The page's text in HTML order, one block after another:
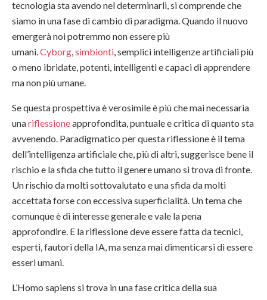
tecnologia sta avendo nel determinarli, si comprende che
siamo in una fase di cambio di paradigma. Quando il nuovo
emergerà noi potremmo non essere più
umani.Cyborg,simbionti, semplici intelligenze artificiali più
o meno ibridate, potenti, intelligenti e capaci di apprendere
ma non più umane.
Se questa prospettiva è verosimile è più che mai necessaria
unariflessioneapprofondita, puntuale e critica di quanto sta
avvenendo. Paradigmatico per questa riflessione è il tema
dell’intelligenza artificiale che, più di altri, suggerisce bene il
rischio e la sfida che tutto il genere umano si trova di fronte.
Un rischio da molti sottovalutato e una sfida da molti
accettata forse con eccessiva superficialità. Un tema che
comunque è di interesse generale e vale la pena
approfondire. E la riflessione deve essere fatta da tecnici,
esperti, fautori della IA, ma senza mai dimenticarsi di essere
esseri umani.
L’Homo sapiens si trova in una fase critica della sua